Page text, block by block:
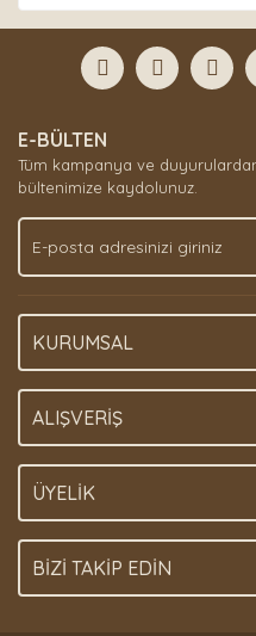
E-BÜLTEN
Tüm kampanya ve
bültenimize kaydolunuz.
KURUMSAL
ALIŞVERİŞ
ÜYELİK
BİZİ TAKİP EDİN